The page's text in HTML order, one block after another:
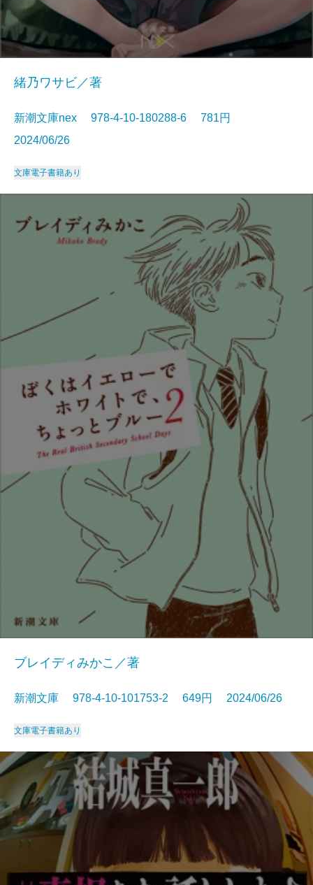
緒乃ワサビ／著
新潮文庫nex 978-4-10-180288-6 781円
2024/06/26
文庫電子書籍あり
ブレイディみかこ／著
新潮文庫 978-4-10-101753-2 649円 2024/06/26
文庫電子書籍あり